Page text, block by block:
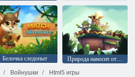
Белочка следопыт
Природа наносит ответный удар
Войнушки
Html5 игры